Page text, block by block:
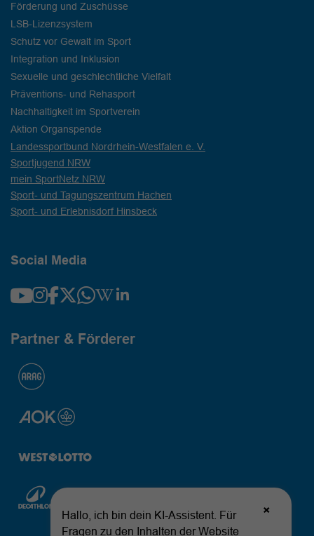
Förderung und Zuschüsse
LSB-Lizenzsystem
Schutz vor Gewalt im Sport
Integration und Inklusion
Sexuelle und geschlechtliche Vielfalt
Präventions- und Rehasport
Nachhaltigkeit im Sportverein
Aktion Organspende
Landessportbund Nordrhein-Westfalen e. V.
Sportjugend NRW
mein SportNetz NRW
Sport- und Tagungszentrum Hachen
Sport- und Erlebnisdorf Hinsbeck
Social Media
Partner & Förderer